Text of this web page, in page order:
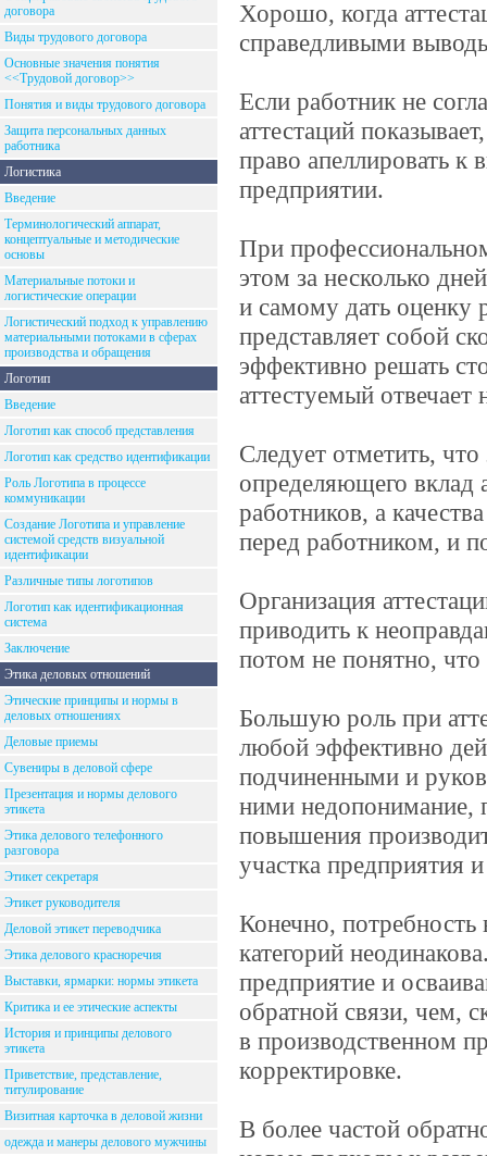
договора
Виды трудового договора
Основные значения понятия
<<Трудовой договор>>
Понятия и виды трудового договора
Защита персональных данных
работника
Логистика
Введение
Терминологический аппарат,
концептуальные и методические
основы
Материальные потоки и
логистические операции
Логистический подход к управлению
материальными потоками в сферах
производства и обращения
Логотип
Введение
Логотип как способ представления
Логотип как средство идентификации
Роль Логотипа в процессе
коммуникации
Создание Логотипа и управление
системой средств визуальной
идентификации
Различные типы логотипов
Логотип как идентификационная
система
Заключение
Этика деловых отношений
Этические принципы и нормы в
деловых отношениях
Деловые приемы
Сувениры в деловой сфере
Презентация и нормы делового
этикета
Этика делового телефонного
разговора
Этикет секретаря
Этикет руководителя
Деловой этикет переводчика
Этика делового красноречия
Выставки, ярмарки: нормы этикета
Критика и ее этические аспекты
История и принципы делового
этикета
Приветствие, представление,
титулирование
Визитная карточка в деловой жизни
одежда и манеры делового мужчины
Хорошо, когда
справедливыми
Если работник не
аттестаций
право апеллировать
предприятии.
При
этом за несколько
и самому дать оценку
представляет собой
эффективно решать
аттестуемый
Следует отметить, что
определяющего вклад
работников, а
перед работником, и
Организация
приводить к
потом не понятно, что
Большую роль при
любой эффективно
подчиненными и
ними недопонимание,
повышения
участка предприятия
Конечно, потребность
категорий
предприятие и
обратной связи, чем,
в производственном
корректировке.
В более частой